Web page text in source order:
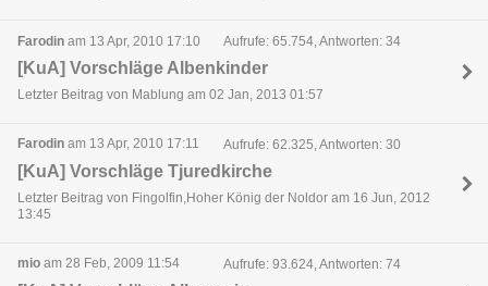
Farodin am 13 Apr, 2010 17:10 Aufrufe: 65.754, Antworten: 34
[KuA] Vorschläge Albenkinder
Letzter Beitrag von Mablung am 02 Jan, 2013 01:57
Farodin am 13 Apr, 2010 17:11 Aufrufe: 62.325, Antworten: 30
[KuA] Vorschläge Tjuredkirche
Letzter Beitrag von Fingolfin,Hoher König der Noldor am 16 Jun, 2012
13:45
mio am 28 Feb, 2009 11:54 Aufrufe: 93.624, Antworten: 74